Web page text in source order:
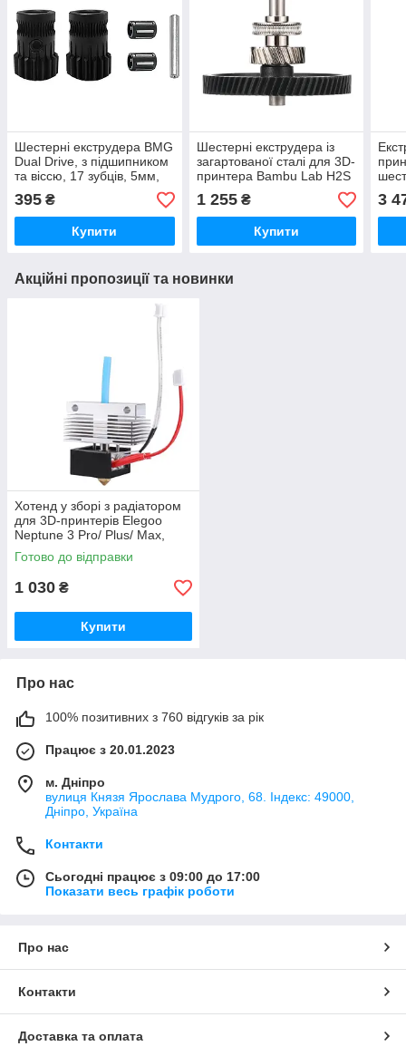
Шестерні екструдера BMG
Dual Drive, з підшипником
та віссю, 17 зубців, 5мм,
загартована сталь
395 ₴
Купити
Шестерні екструдера із
загартованої сталі для 3D-
принтера Bambu Lab H2S
Series, (оригінал, FAE033)
1 255₴
Купити
3
Акційні пропозиції та новинки
Хотенд у зборі з радіатором
для 3D-принтерів Elegoo
Neptune 3 Pro/ Plus/ Max,
сопло 0.4мм, латунь,
(50.204.0001/ 20.205.0035)
Готово до відправки
1 030 ₴
Купити
Про нас
100% позитивних з 760 відгуків за рік
Працює з 20.01.2023
м. Дніпро
вулиця Князя Ярослава Мудрого, 68. Індекс: 49000,
Дніпро, Україна
Контакти
Сьогодні працює з 09:00 до 17:00
Показати весь графік роботи
Про нас
Контакти
Доставка та оплата